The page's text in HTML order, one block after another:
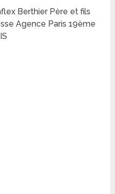
Berthier Père et fils
Agence Paris 19ème